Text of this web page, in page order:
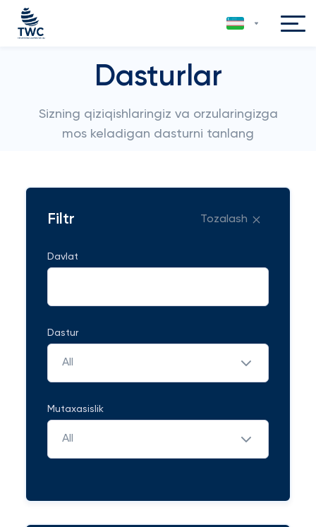
Dasturlar
Sizning qiziqishlaringiz va orzularingizga
mos keladigan dasturni tanlang
Filtr Tozalash
Davlat
Dastur
All
Mutaxasislik
All